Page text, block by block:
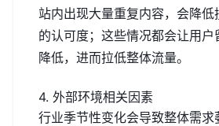
站内出现大量重复内容，会降低
的认可度；这些情况都会让用户
降低，进而拉低整体流量。
4. 外部环境相关因素
行业季节性变化会导致整体需求